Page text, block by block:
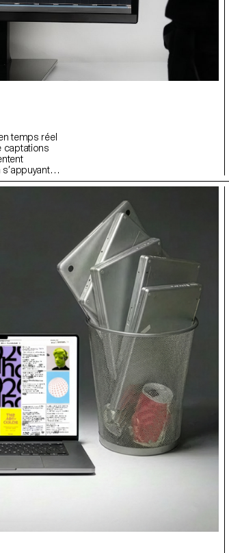
temps réel
captations
vidéo est
de
réel.